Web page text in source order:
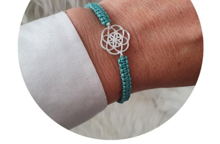
Video-
Anleitung
und